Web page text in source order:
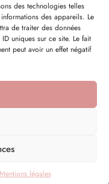
des technologies telles
des appareils. Le
de traiter des données
uniques sur ce site. Le fait
peut avoir un effet négatif
légales
fleurs Couple
Enfants
Voyage